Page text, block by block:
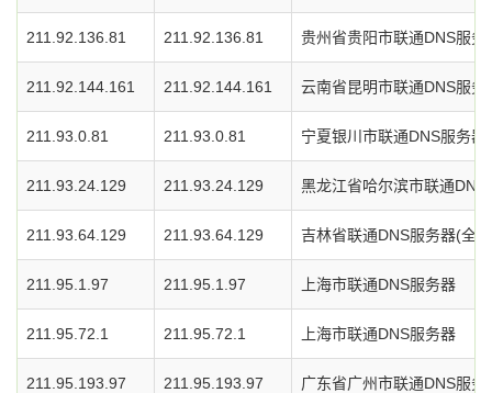
211.92.136.81 211.92.136.81 贵州省贵阳市联通DNS服务
211.92.144.161 211.92.144.161 云南省昆明市联通DNS服务
211.93.0.81 211.93.0.81 宁夏银川市联通DNS服务器
211.93.24.129 211.93.24.129 黑龙江省哈尔滨市联通DNS
211.93.64.129 211.93.64.129 吉林省联通DNS服务器(全
211.95.1.97 211.95.1.97 上海市联通DNS服务器
211.95.72.1 211.95.72.1 上海市联通DNS服务器
211.95.193.97 211.95.193.97 广东省广州市联通DNS服务